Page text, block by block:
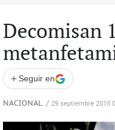
Decomisan
+ Seguir en
NACIONAL / 29 septiembre 2015